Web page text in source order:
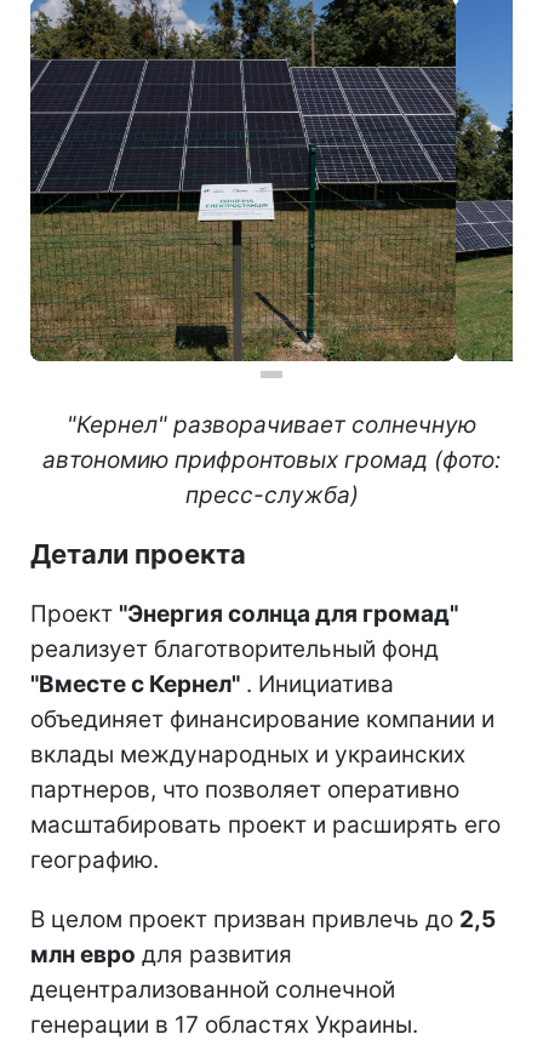
"Кернел" разворачивает солнечную
автономию прифронтовых громад (фото:
пресс-служба)
Детали проекта
Проект "Энергия солнца для громад"
реализует благотворительный фонд
"Вместе с Кернел" . Инициатива
объединяет финансирование компании и
вклады международных и украинских
партнеров, что позволяет оперативно
масштабировать проект и расширять его
географию.
В целом проект призван привлечь до 2,5
млн евро для развития
децентрализованной солнечной
генерации в 17 областях Украины.